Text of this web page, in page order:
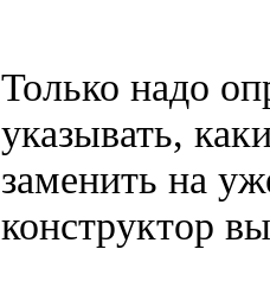
Только надо
указывать,
заменить на
конструктор